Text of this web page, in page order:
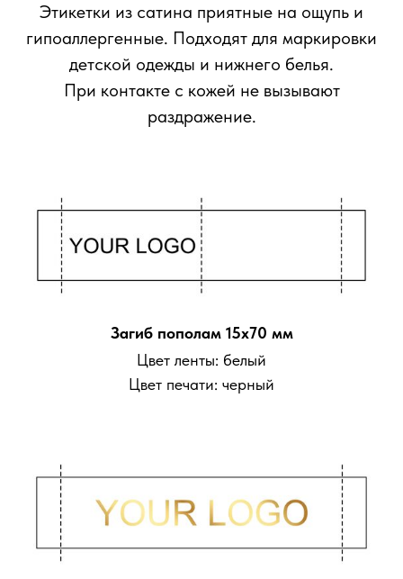
Этикетки из сатина приятные на ощупь и
гипоаллергенные. Подходят для маркировки
детской одежды и нижнего белья.
При контакте с кожей не вызывают
раздражение.
Загиб пополам 15x70 мм
Цвет ленты: белый
Цвет печати: черный